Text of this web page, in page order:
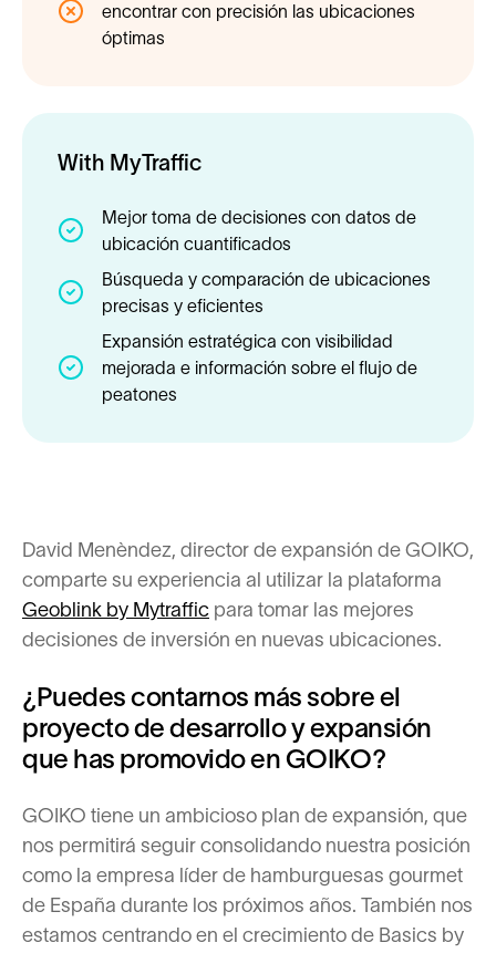
encontrar con precisión las ubicaciones
óptimas
With MyTraffic
Mejor toma de decisiones con datos de
ubicación cuantificados
Búsqueda y comparación de ubicaciones
precisas y eficientes
Expansión estratégica con visibilidad
mejorada e información sobre el flujo de
peatones
David Menèndez, director de expansión de GOIKO,
comparte su experiencia al utilizar la plataforma
Geoblink by Mytraffic para tomar las mejores
decisiones de inversión en nuevas ubicaciones.
¿Puedes contarnos más sobre el
proyecto de desarrollo y expansión
que has promovido en GOIKO?
GOIKO tiene un ambicioso plan de expansión, que
nos permitirá seguir consolidando nuestra posición
como la empresa líder de hamburguesas gourmet
de España durante los próximos años. También nos
estamos centrando en el crecimiento de Basics by